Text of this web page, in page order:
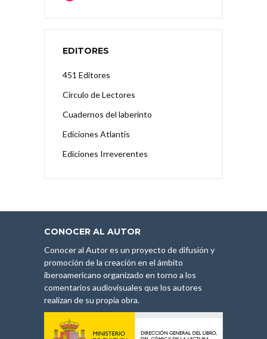
EDITORES
451 Editores
Círculo de Lectores
Cuadernos del laberinto
Ediciones Atlantis
Ediciones Irreverentes
CONOCER AL AUTOR
Conocer al Autor es un proyecto de difusión y
promoción de la creación en el ámbito
iberoamericano organizado en torno a los
comentarios audiovisuales que los autores
realizan de su propia obra.